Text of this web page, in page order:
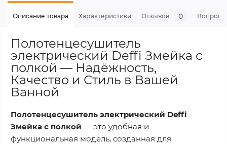
Описание товара Характеристики Отзывов 0 Вопросы
Полотенцесушитель
электрический Deffi Змейка с
полкой — Надёжность,
Качество и Стиль в Вашей
Ванной
Полотенцесушитель электрический Deffi
Змейка с полкой — это удобная и
функциональная модель, созданная для